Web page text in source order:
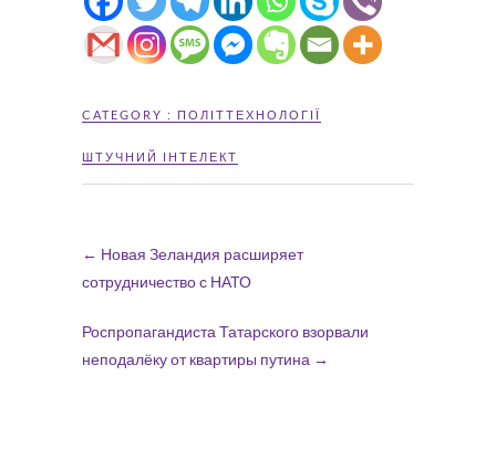
CATEGORY : ПОЛІТТЕХНОЛОГІЇ
ШТУЧНИЙ ІНТЕЛЕКТ
← Новая Зеландия расширяет
сотрудничество с НАТО
Роспропагандиста Татарского взорвали
неподалёку от квартиры путина →